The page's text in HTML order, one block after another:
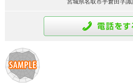
宮城県名取市手倉田字